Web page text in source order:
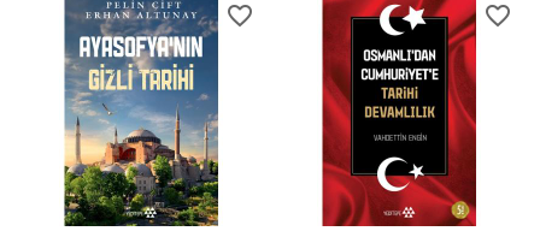
favorite_border favorite_border